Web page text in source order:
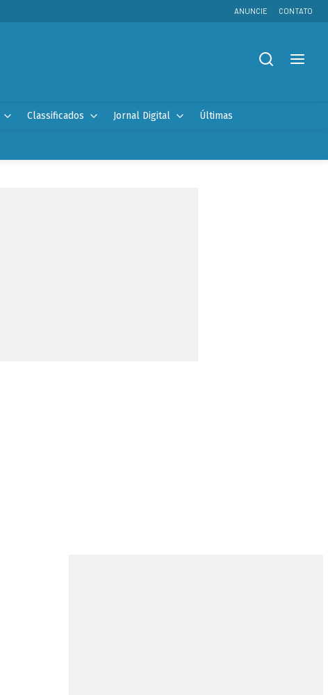
ANUNCIE CONTATO
Classificados Jornal Digital Últimas